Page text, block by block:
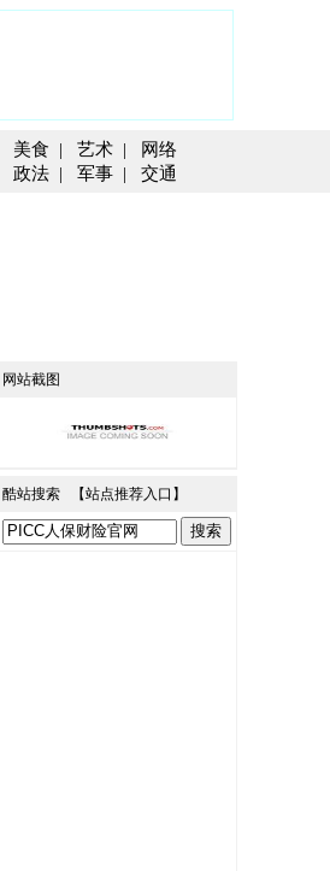
美食 | 艺术 |
网络
政法 | 军事 | 交通
网站截图
酷站搜索 【站点推荐入口 】